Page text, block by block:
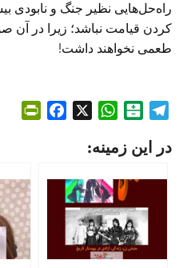
راه‌حل‌هایی نظیر جنگ و نابودی
کردن قیامت نباشد؛ زیرا در آن
طعمی نخواهند داشت!
l
r
a
m
t
a
r
i
n
W
a
s
A
p
p
t
F
r
i
e
در این زمینه: